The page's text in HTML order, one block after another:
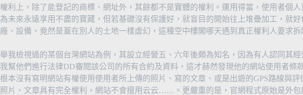
權利上，除了能登記的商標、網址外，其餘都不是實體的權利。運用得當，使用者個
為未來永遠享用不盡的寶藏，但若基礎沒有保護好，就盲目的開始往上堆疊加工，就
廠、設備，竟然是蓋在別人的土地一樣虛幻，這種空中樓閣哪天遇到真正權利人要求拆
舉我檢視過的某個台灣網站為例，其設立經營五、六年後頗為知名，因為有人認同其
我幫他們進行法律DD審閱該公司的所有合約及資料，這才赫然發現他的網站使用者條
根本沒有寫明網站有權使用使用者所上傳的照片、寫的文章、或是出遊的GPS路線與
照片、文章具有完全權利，網站不會擅用云云……。更嚴重的是，官網程式原始是外
v
e
: